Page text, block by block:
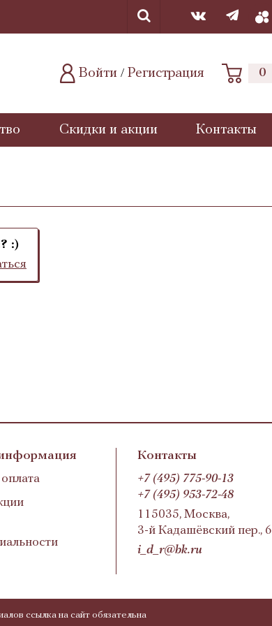
Войти / Регистрация 0
Скидки и акции Контакты
:)
Контакты
+7 (495) 775-90-13
+7 (495) 953-72-48
115035, Москва,
3-й Кадашёвский пер., 6
i_d_r@bk.ru
ссылка на сайт обязательна